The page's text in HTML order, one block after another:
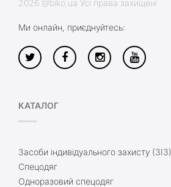
2026 @biko.ua Усі права захищені
Ми онлайн, приєднуйтесь:
КАТАЛОГ
Засоби індивідуального захисту (ЗІЗ)
Спецодяг
Одноразовий спецодяг